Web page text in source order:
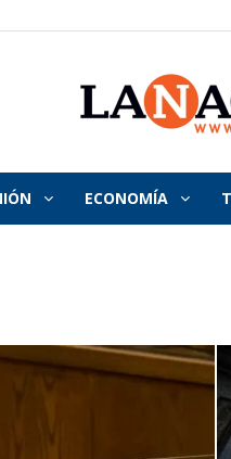
La
ECONOMÍA